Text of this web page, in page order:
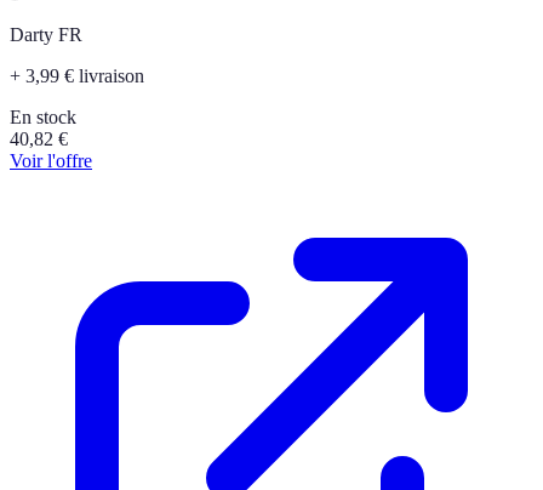
Darty FR
+ 3,99 € livraison
En stock
40,82 €
Voir l'offre